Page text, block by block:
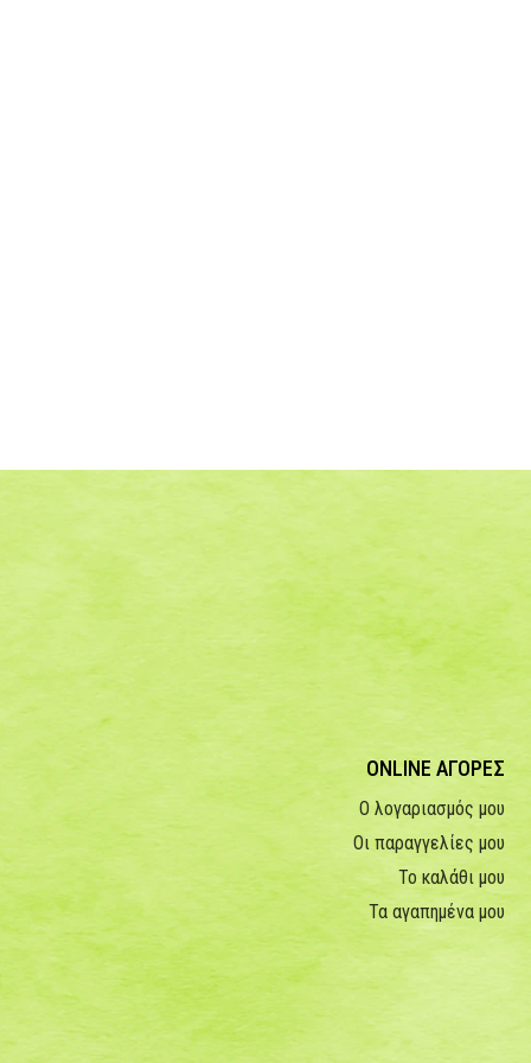
ONLINE ΑΓΟΡΕΣ
Ο λογαριασμός μου
Οι παραγγελίες μου
Το καλάθι μου
Τα αγαπημένα μου